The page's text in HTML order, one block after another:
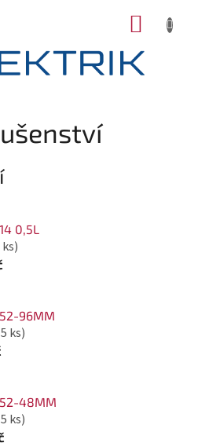
0,5L
96MM
ks)
48MM
ks)